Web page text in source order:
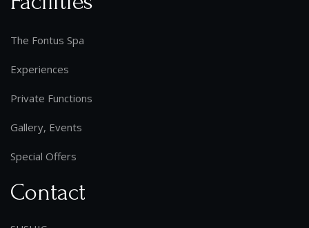
The Fontus Spa
Experiences
Private Functions
Gallery, Events
Special Offers
Contact